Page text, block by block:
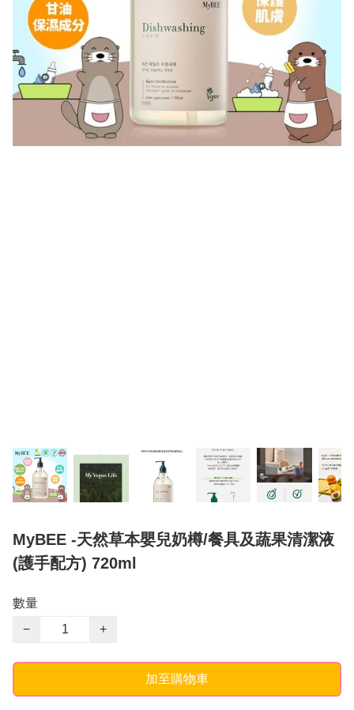
MyBEE -天然草本嬰兒奶樽/餐具及蔬果清潔液
(護手配方) 720ml
數量
−
+
加至購物車